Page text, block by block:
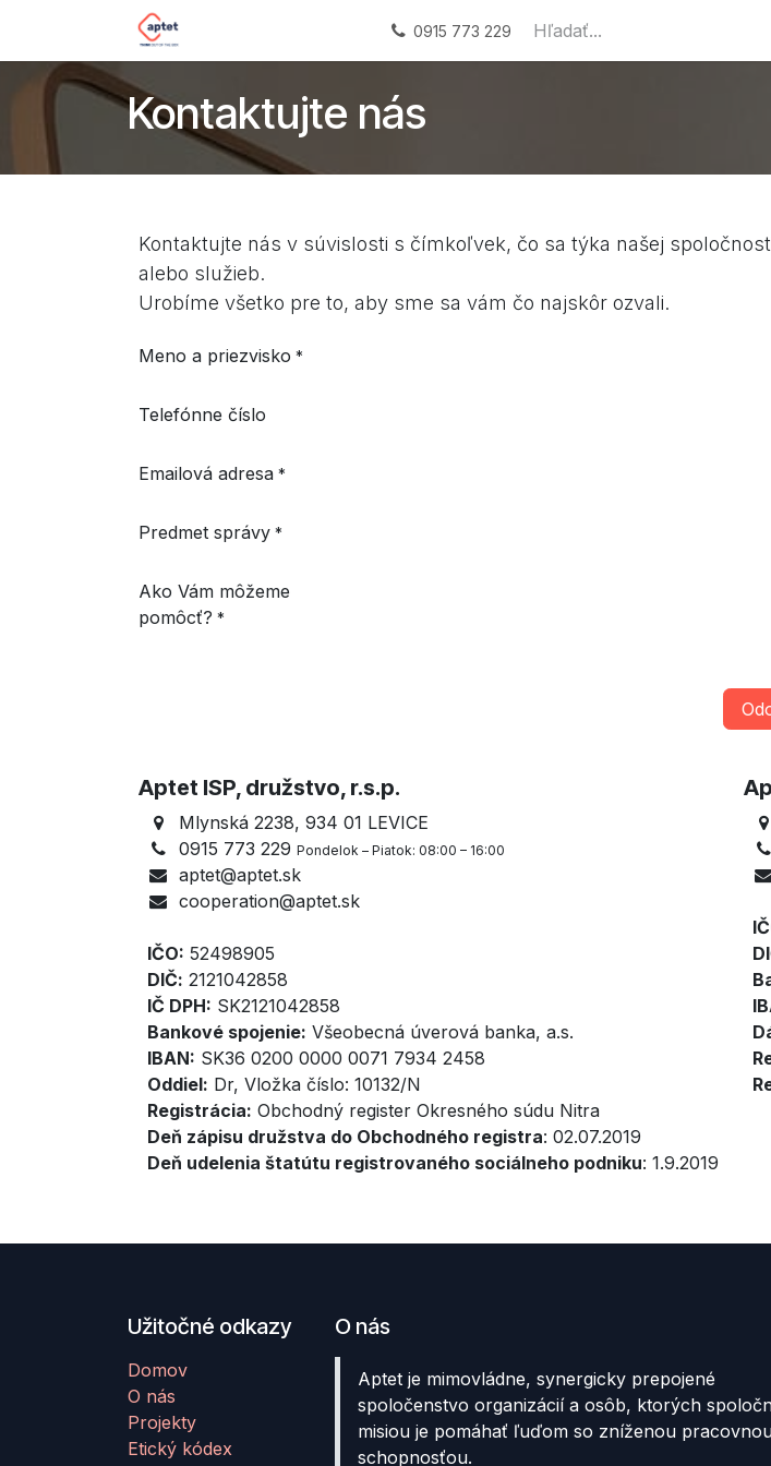
Impact sourcing Naše služby Podporované
0915 773 229
Kontaktujte nás
Kontaktujte nás v súvislosti s čímkoľvek, čo sa týka našej
alebo služieb.
Urobíme všetko pre to, aby sme sa vám čo najskôr ozvali.
Meno a priezvisko *
Telefónne číslo
Emailová adresa *
Predmet správy *
Ako Vám môžeme
pomôcť? *
Aptet ISP, družstvo, r.s.p.
Mlynská 2238, 934 01 LEVICE
0915 773 229 Pondelok – Piatok: 08:00 – 16:00
aptet@aptet.sk
cooperation@aptet.sk
IČO: 52498905
DIČ: 2121042858
IČ DPH: SK2121042858
Bankové spojenie: Všeobecná úverová banka, a.s.
IBAN: SK36 0200 0000 0071 7934 2458
Oddiel: Dr, Vložka číslo: 10132/N
Registrácia: Obchodný register Okresného súdu Nitra
Deň zápisu družstva do Obchodného registra: 02.07.2019
Deň udelenia štatútu registrovaného sociálneho podniku: 1.9.2019
Užitočné odkazy
Domov
O nás
Projekty
Etický kódex
O nás
Aptet je mimovládne, synergicky prepojené
spoločenstvo organizácií a osôb, ktorých
misiou je pomáhať ľuďom so zníženou
schopnosťou.